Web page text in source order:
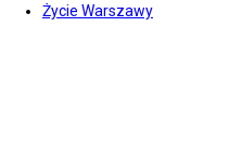
Życie Warszawy